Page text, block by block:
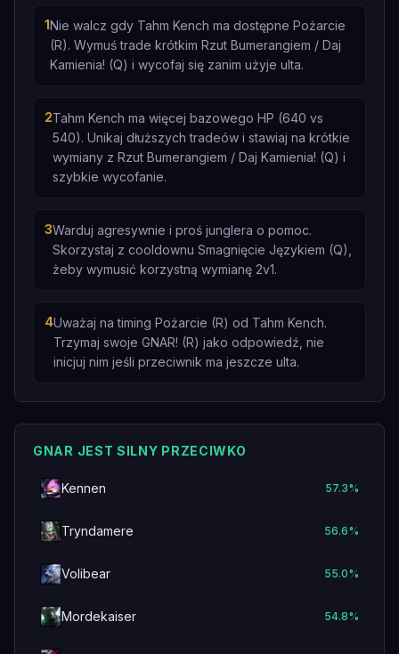
1Nie walcz gdy Tahm Kench ma dostępne Pożarcie
(R). Wymuś trade krótkim Rzut Bumerangiem / Daj
Kamienia! (Q) i wycofaj się zanim użyje ulta.
2Tahm Kench ma więcej bazowego HP (640 vs
540). Unikaj dłuższych tradeów i stawiaj na krótkie
wymiany z Rzut Bumerangiem / Daj Kamienia! (Q) i
szybkie wycofanie.
3Warduj agresywnie i proś junglera o pomoc.
Skorzystaj z cooldownu Smagnięcie Językiem (Q),
żeby wymusić korzystną wymianę 2v1.
4Uważaj na timing Pożarcie (R) od Tahm Kench.
Trzymaj swoje GNAR! (R) jako odpowiedź, nie
inicjuj nim jeśli przeciwnik ma jeszcze ulta.
GNAR JEST SILNY PRZECIWKO
Kennen 57.3%
Tryndamere 56.6%
Volibear 55.0%
Mordekaiser 54.8%